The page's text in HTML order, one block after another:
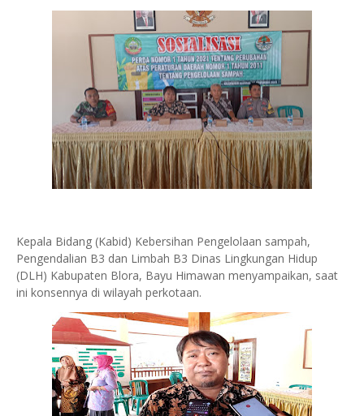
Kepala Bidang (Kabid) Kebersihan Pengelolaan sampah,
Pengendalian B3 dan Limbah B3 Dinas Lingkungan Hidup
(DLH) Kabupaten Blora, Bayu Himawan menyampaikan, saat
ini konsennya di wilayah perkotaan.